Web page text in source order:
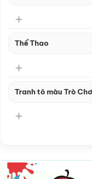
Thể Thao
Tranh tô màu Trò